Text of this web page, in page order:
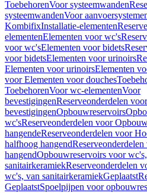
ToebehorenVoor systeemwanden
systeemwandenVoor
KombifixInstallatie-elementen
elementenElementen voor wc's
voor wc'sElementen voor bidets
voor bidetsElementen voor urinoirs
Elementen voor urinoirsElementen
voor Elementen voor douches
ToebehorenVoor wc-elementenVoor
bevestigingenReserveonderdelen
bevestigingenOpbouwreservoirs
wc'sReserveonderdelen voor
hangendeReserveonderdelen voor
halfhoog hangend
hangendOpbouwreservoirs voor
sanitairkeramiekReserveonderdelen
wc's, van sanitairkeramiekGeplaatst
GeplaatstSpoelpijpen voor